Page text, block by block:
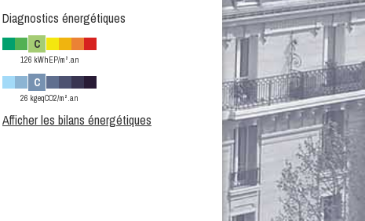
Diagnostics énergétiques
C
126 kWhEP/m².an
C
26 kgeqCO2/m².an
Afficher les bilans énergétiques